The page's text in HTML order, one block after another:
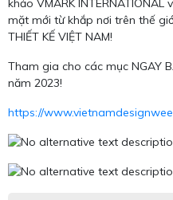
khảo VMARK
mặt mới từ khắp nơi trên thế
THIẾT KẾ VIỆT NAM!
Tham gia cho các mục NGAY
năm 2023!
https://